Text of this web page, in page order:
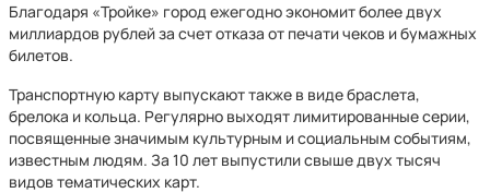
Благодаря «Тройке» город ежегодно экономит более двух
миллиардов рублей за счет отказа от печати чеков и бумажных
билетов.
Транспортную карту выпускают также в виде браслета,
брелока и кольца. Регулярно выходят лимитированные серии,
посвященные значимым культурным и социальным событиям,
известным людям. За 10 лет выпустили свыше двух тысяч
видов тематических карт.